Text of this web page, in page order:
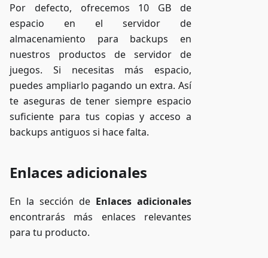
Por defecto, ofrecemos 10 GB de
espacio en el servidor de
almacenamiento para backups en
nuestros productos de servidor de
juegos. Si necesitas más espacio,
puedes ampliarlo pagando un extra. Así
te aseguras de tener siempre espacio
suficiente para tus copias y acceso a
backups antiguos si hace falta.
Enlaces adicionales
En la sección de Enlaces adicionales
encontrarás más enlaces relevantes
para tu producto.